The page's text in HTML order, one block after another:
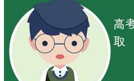
可选科目列举： 工科类的热门专业、
限选科目：由于法学门类下的政治学